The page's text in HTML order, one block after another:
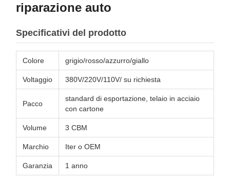
riparazione auto
Specificativi del prodotto
Colore grigio/rosso/azzurro/giallo
Voltaggio 380V/220V/110V/ su richiesta
Pacco
standard di esportazione, telaio in acciaio
con cartone
Volume 3 CBM
Marchio Iter o OEM
Garanzia 1 anno